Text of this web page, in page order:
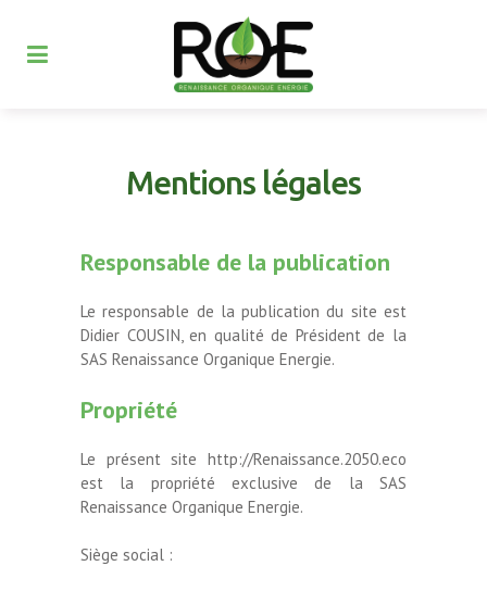
Mentions légales
Responsable de la publication
Le responsable de la publication du site est
Didier COUSIN, en qualité de Président de la
SAS Renaissance Organique Energie.
Propriété
Le présent site http://Renaissance.2050.eco
est la propriété exclusive de la SAS
Renaissance Organique Energie.
Siège social :